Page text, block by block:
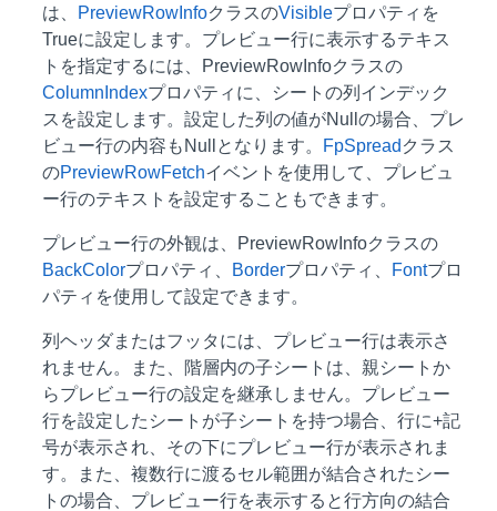
は、
PreviewRowInfoクラスのVisibleプロパティを
Trueに設定します。プレビュー行に表示するテキス
トを指定するには、PreviewRowInfoクラスの
ColumnIndexプロパティに、シートの列インデック
スを設定します。設定した列の値がNullの場合、プレ
ビュー行の内容もNullとなります。
FpSpread クラス
のPreviewRowFetchイベントを使用して、プレビュ
ー行のテキストを設定することもできます。
プレビュー行の外観は、PreviewRowInfoクラスの
BackColorプロパティ、 Borderプロパティ、 Fontプロ
パティを使用して設定できます。
列ヘッダまたはフッタには、プレビュー行は表示さ
れません。また、階層内の子シートは、親シートか
らプレビュー行の設定を継承しません。プレビュー
行を設定したシートが子シートを持つ場合、行に+記
号が表示され、その下にプレビュー行が表示されま
す。また、複数行に渡るセル範囲が結合されたシー
トの場合、プレビュー行を表示すると行方向の結合